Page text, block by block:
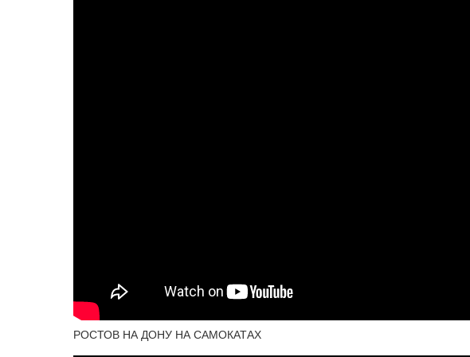
РОСТОВ НА ДОНУ НА САМОКАТАХ